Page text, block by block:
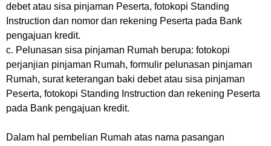
debet atau sisa pinjaman Peserta, fotokopi Standing
Instruction dan nomor dan rekening Peserta pada Bank
pengajuan kredit.
c. Pelunasan sisa pinjaman Rumah berupa: fotokopi
perjanjian pinjaman Rumah, formulir pelunasan pinjaman
Rumah, surat keterangan baki debet atau sisa pinjaman
Peserta, fotokopi Standing Instruction dan rekening Peserta
pada Bank pengajuan kredit.
Dalam hal pembelian Rumah atas nama pasangan